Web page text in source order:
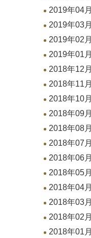
2019年04月
2019年03月
2019年02月
2019年01月
2018年12月
2018年11月
2018年10月
2018年09月
2018年08月
2018年07月
2018年06月
2018年05月
2018年04月
2018年03月
2018年02月
2018年01月